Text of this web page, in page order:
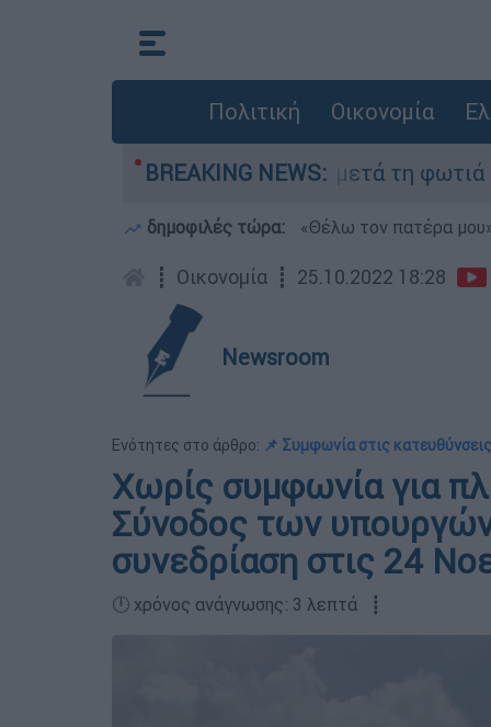
Πολιτική Οικονομία
BREAKING NEWS:
στο Πόρτο Γερμανό μετά τη φωτιά - Αγώνας
δημοφιλές τώρα: «Θέλω τον πατέρα
┋ Οικονομία ┋ 25.10.2022 18:28
Newsroom
Ενότητες στο άρθρο: 📌 Συμφωνία στις
Χωρίς συμφωνία για
Σύνοδος των
συνεδρίαση στις 24
🕛 χρόνος ανάγνωσης: 3 λεπτά ┋